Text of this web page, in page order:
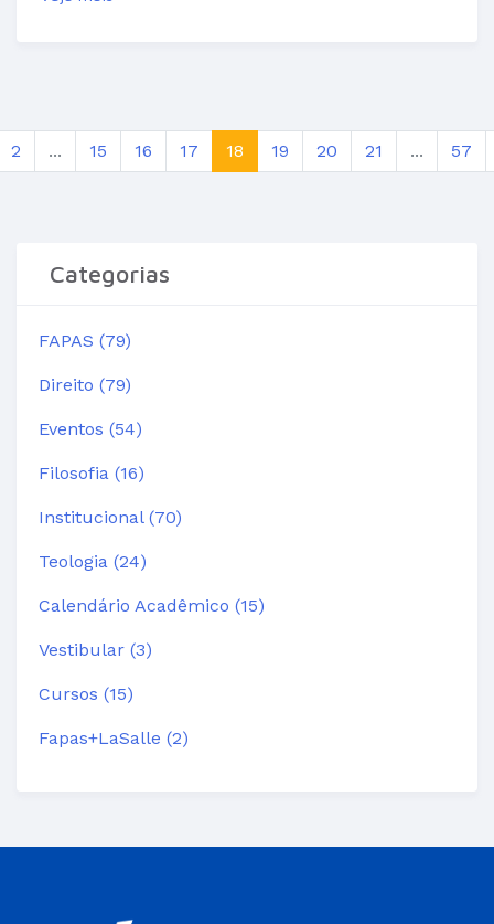
2 ... 15 16 17 18 19 20 21 ... 57
Categorias
FAPAS (79)
Direito (79)
Eventos (54)
Filosofia (16)
Institucional (70)
Teologia (24)
Calendário Acadêmico (15)
Vestibular (3)
Cursos (15)
Fapas+LaSalle (2)